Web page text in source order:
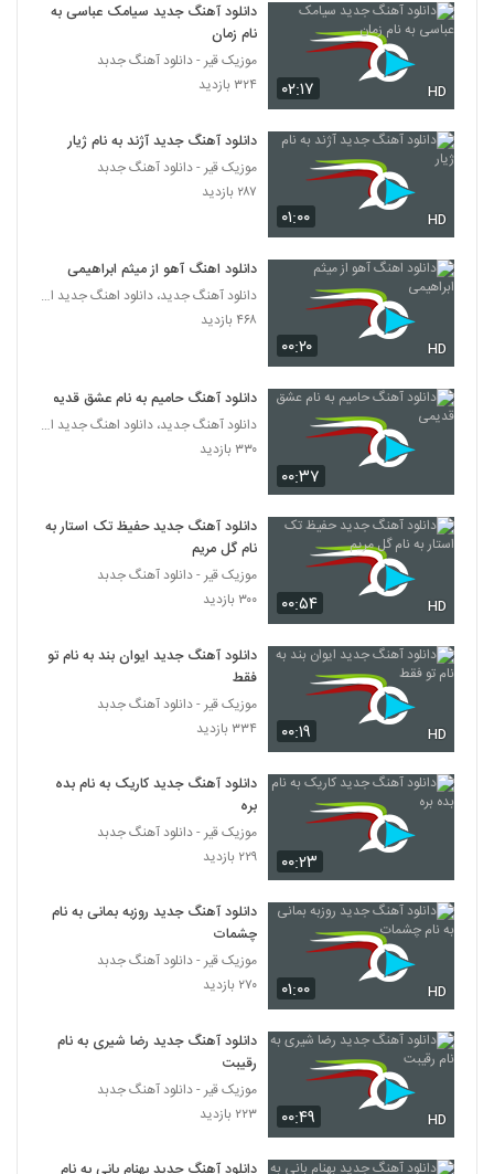
موزیک زیبای دیدی یهو عاشقم کرد از مرتضی
۳۰۵ بازدید
2178
آهنگ رفت از حسین راد(پاپ)
موزیک زیبای لحظه به لحظه باهاتم از سعید
ساینس
۲۶۷ بازدید
2180
آهنگ حسین آزادی بنام چرا نبودی
۲۴۰ بازدید
Farshid Shabani Bebakhsh
2182
Saeed Aram Ki Sokoutamo Shenide
2183
دانلود آهنگ مانی زندی خودت خواستی
۲۴۲ بازدید
دانلود آهنگ جدید و زیبای محمد بیگی با نام
موج عشق
2185
دانلود آهنگ عاشقتم جونم (به همراهی مرسانا)
از سامیر
۱,۴۶۲ بازدید
مرتضی راد آهنگ کوتاه نمیام
۳۷۲ بازدید
دانلود آهنگ آموزا گیان از فریبرز نامداری
2188
دانلود آهنگ محمد حسینی عکس سلفی
(Mohammad Hosseini Akse Selfi)
۲۷۱ بازدید
Valayar Teflaki
۳۹۷ بازدید
۰۲:۱۷ HD
دانلود آهنگ جدید سیامک عباسی به
نام زمان
موزیک قیر - دانلود آهنگ جدبد
۳۲۴ بازدید
۰۱:۰۰ HD
دانلود آهنگ جدید آژند به نام ژیار
موزیک قیر - دانلود آهنگ جدبد
۲۸۷ بازدید
۰۰:۲۰ HD
دانلود اهنگ آهو از میثم ابراهیمی
دانلود آهنگ جدید، دانلود اهنگ جدید ایرانی
۴۶۸ بازدید
۰۰:۳۷
دانلود آهنگ حامیم به نام عشق قدیمی
دانلود آهنگ جدید، دانلود اهنگ جدید ایرانی
۳۳۰ بازدید
۰۰:۵۴ HD
دانلود آهنگ جدید حفیظ تک استار به
نام گل مریم
موزیک قیر - دانلود آهنگ جدبد
۳۰۰ بازدید
۰۰:۱۹ HD
دانلود آهنگ جدید ایوان بند به نام تو
فقط
موزیک قیر - دانلود آهنگ جدبد
۳۳۴ بازدید
۰۰:۲۳
دانلود آهنگ جدید کاریک به نام بده
بره
موزیک قیر - دانلود آهنگ جدبد
۲۲۹ بازدید
۰۱:۰۰ HD
دانلود آهنگ جدید روزبه بمانی به نام
چشمات
موزیک قیر - دانلود آهنگ جدبد
۲۷۰ بازدید
۰۰:۴۹ HD
دانلود آهنگ جدید رضا شیری به نام
رقیبت
موزیک قیر - دانلود آهنگ جدبد
۲۲۳ بازدید